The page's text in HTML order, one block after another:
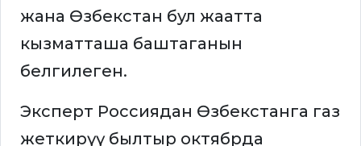
жана Өзбекстан бул жаатта
кызматташа баштаганын
белгилеген.
Эксперт Россиядан Өзбекстанга газ
жеткирүү былтыр октябрда